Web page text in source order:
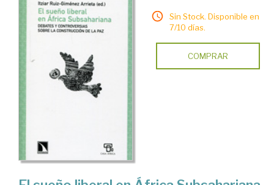
Sin Stock. Disponible en
7/10 días.
COMPRAR